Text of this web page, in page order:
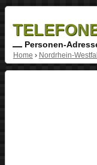
Personen-
Home › Nordrhein-